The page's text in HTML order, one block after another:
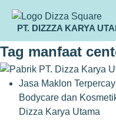
PT. DIZZZA KARYA
Tag manfaat
Jasa Maklon
Bodycare dan
Dizza Karya Utama